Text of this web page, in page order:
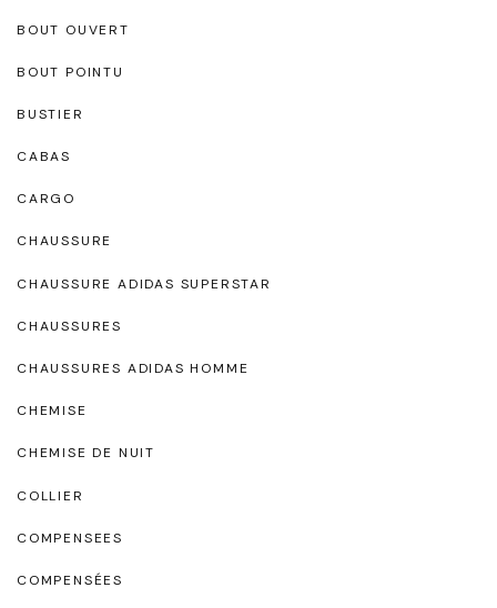
BOUT OUVERT
BOUT POINTU
BUSTIER
CABAS
CARGO
CHAUSSURE
CHAUSSURE ADIDAS SUPERSTAR
CHAUSSURES
CHAUSSURES ADIDAS HOMME
CHEMISE
CHEMISE DE NUIT
COLLIER
COMPENSEES
COMPENSÉES